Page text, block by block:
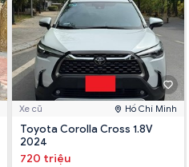
Xe cũ Hồ Chí Minh
Toyota Corolla Cross 1.8V
2024
720 triệu